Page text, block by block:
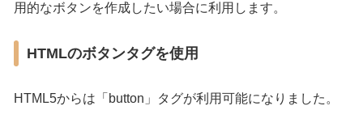
用的なボタンを作成したい場合に利用します。
HTMLのボタンタグを使用
HTML5からは「button」タグが利用可能になりました。